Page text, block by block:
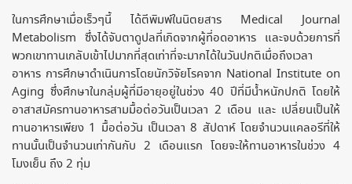
ในการศึกษาเมื่อเร็วๆนี้ ได้ตีพิมพ์ในนิตยสาร Medical Journal
Metabolism ซึ่งได้จับตาดูปลที่เกิดจากผู้ที่อดอาหาร และจบด้วยการที่
พวกเขาทานเกลับเข้าไปมากที่สุดเท่าที่จะมากได้ในวันปกติเมื่อถึงเวลา
อาหาร การศึกษาดำเนินการโดยนักวิจัยโรคจาก National Institute on
Aging ซึ่งศึกษาในกลุ่มผู้ที่มีอายุอยู่ในช่วง 40 ปีที่มีน้ำหนักปกติ โดยให้
อาสาสมัครทานอาหารสามมื้อต่อวันเป็นเวลา 2 เดือน และ เปลี่ยนเป็นให้
ทานอาหารเพียง 1 มื้อต่อวัน เป็นเวลา 8 สัปดาห์ โดยจำนวนแคลอรีที่ให้
ทานนั้นเป็นจำนวนเท่ากันกับ 2 เดือนแรก โดยจะให้ทานอาหารในช่วง 4
โมงเย็น ถึง 2 ทุ่ม